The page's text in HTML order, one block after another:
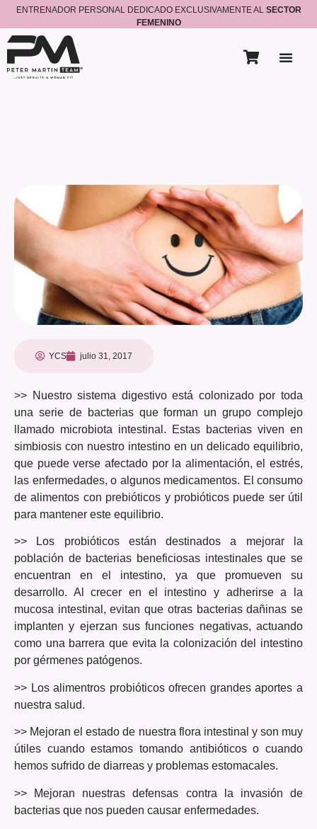
ENTRENADOR PERSONAL DEDICADO EXCLUSIVAMENTE AL SECTOR
FEMENINO
YCS julio 31, 2017
>> Nuestro sistema digestivo está colonizado por toda
una serie de bacterias que forman un grupo complejo
llamado microbiota intestinal. Estas bacterias viven en
simbiosis con nuestro intestino en un delicado equilibrio,
que puede verse afectado por la alimentación, el estrés,
las enfermedades, o algunos medicamentos. El consumo
de alimentos con prebióticos y probióticos puede ser útil
para mantener este equilibrio.
>> Los probióticos están destinados a mejorar la
población de bacterias beneficiosas intestinales que se
encuentran en el intestino, ya que promueven su
desarrollo. Al crecer en el intestino y adherirse a la
mucosa intestinal, evitan que otras bacterias dañinas se
implanten y ejerzan sus funciones negativas, actuando
como una barrera que evita la colonización del intestino
por gérmenes patógenos.
>> Los alimentros probióticos ofrecen grandes aportes a
nuestra salud.
>> Mejoran el estado de nuestra flora intestinal y son muy
útiles cuando estamos tomando antibióticos o cuando
hemos sufrido de diarreas y problemas estomacales.
>> Mejoran nuestras defensas contra la invasión de
bacterias que nos pueden causar enfermedades.